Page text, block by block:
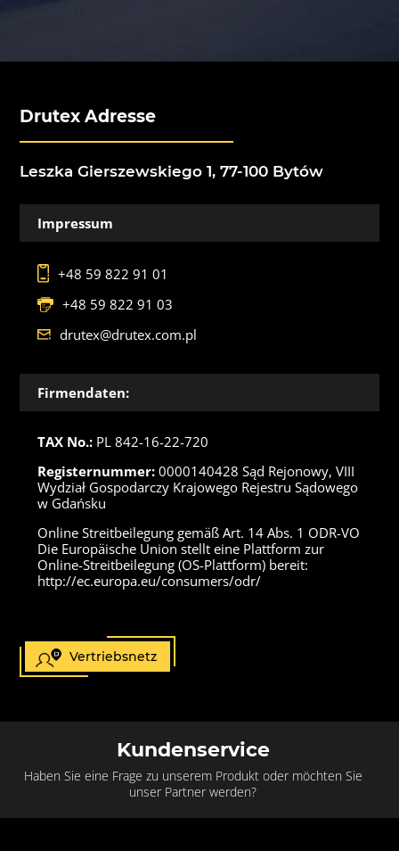
Drutex Adresse
Leszka Gierszewskiego 1, 77-100 Bytów
Impressum
+48 59 822 91 01
+48 59 822 91 03
drutex@drutex.com.pl
Firmendaten:
TAX No.: PL 842-16-22-720
Registernummer: 0000140428 Sąd Rejonowy, VIII
Wydział Gospodarczy Krajowego Rejestru Sądowego
w Gdańsku
Online Streitbeilegung gemäß Art. 14 Abs. 1 ODR-VO
Die Europäische Union stellt eine Plattform zur
Online-Streitbeilegung (OS-Plattform) bereit:
http://ec.europa.eu/consumers/odr/
Vertriebsnetz
Kundenservice
Haben Sie eine Frage zu unserem Produkt oder möchten Sie
unser Partner werden?